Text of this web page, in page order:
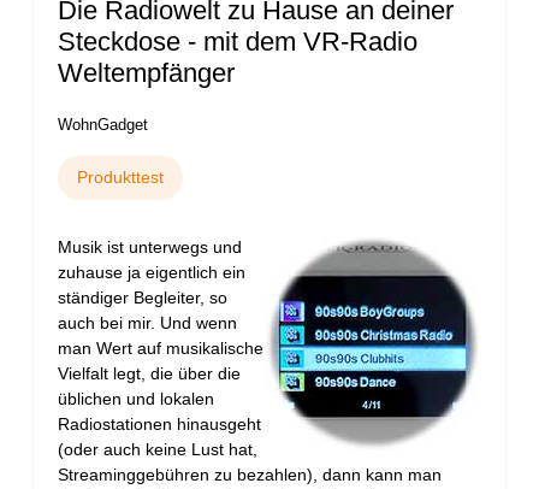
Die Radiowelt zu Hause an deiner
Steckdose - mit dem VR-Radio
Weltempfänger
WohnGadget
Produkttest
Musik ist unterwegs und
zuhause ja eigentlich ein
ständiger Begleiter, so
auch bei mir. Und wenn
man Wert auf musikalische
Vielfalt legt, die über die
üblichen und lokalen
Radiostationen hinausgeht
(oder auch keine Lust hat,
Streaminggebühren zu bezahlen), dann kann man